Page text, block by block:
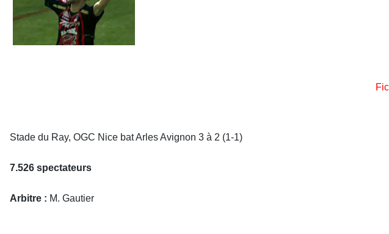
Stade du Ray, OGC Nice bat Arles Avignon 3 à 2 (1-1)
7.526 spectateurs
Arbitre : M. Gautier